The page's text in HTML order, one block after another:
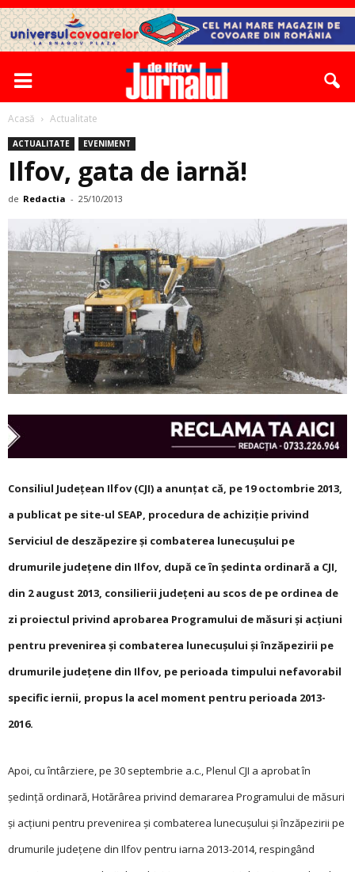
Acasă Actualitate
ACTUALITATE EVENIMENT
Ilfov, gata de iarnă!
de Redactia - 25/10/2013
Consiliul Județean Ilfov (CJI) a anunțat că, pe 19 octombrie 2013,
a publicat pe site-ul SEAP, procedura de achiziție privind
Serviciul de deszăpezire și combaterea lunecușului pe
drumurile județene din Ilfov, după ce în ședinta ordinară a CJI,
din 2 august 2013, consilierii județeni au scos de pe ordinea de
zi proiectul privind aprobarea Programului de măsuri și acțiuni
pentru prevenirea și combaterea lunecușului și înzăpezirii pe
drumurile județene din Ilfov, pe perioada timpului nefavorabil
specific iernii, propus la acel moment pentru perioada 2013-
2016.
Apoi, cu întârziere, pe 30 septembrie a.c., Plenul CJI a aprobat în
ședință ordinară, Hotărârea privind demararea Programului de măsuri
și acțiuni pentru prevenirea și combaterea lunecușului și înzăpezirii pe
drumurile județene din Ilfov pentru iarna 2013-2014, respingând